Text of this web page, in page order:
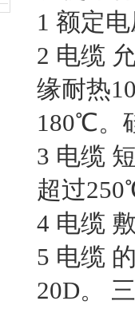
1 额定
2 电缆
缘耐热
180℃。
3 电缆
超过
4 电缆
5 电缆
20D。